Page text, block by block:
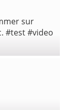
sur
#test #video